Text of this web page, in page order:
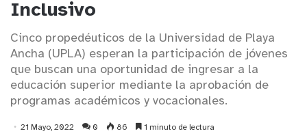
Inclusivo
Cinco propedéuticos de la Universidad de Playa
Ancha (UPLA) esperan la participación de jóvenes
que buscan una oportunidad de ingresar a la
educación superior mediante la aprobación de
programas académicos y vocacionales.
21 Mayo, 2022 0 86 1 minuto de lectura